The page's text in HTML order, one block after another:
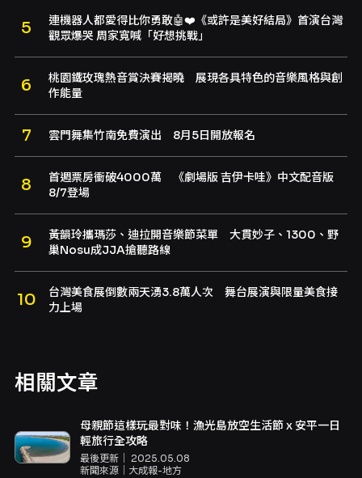
連機器人都愛得比你勇敢🤖❤️《或許是美好結局》首演台灣
觀眾爆哭 周家寬喊「好想挑戰」
桃園鐵玫瑰熱音賞決賽揭曉 展現各具特色的音樂風格與創
作能量
雲門舞集竹南免費演出 8月5日開放報名
首週票房衝破4000萬 《劇場版 吉伊卡哇》中文配音版
8/7登場
黃韻玲攜瑪莎、迪拉開音樂節菜單 大貫妙子、1300、野
巢Nosu成JJA搶聽路線
台灣美食展倒數兩天湧3.8萬人次 舞台展演與限量美食接
力上場
相關文章
母親節這樣玩最對味！漁光島放空生活節 x 安平一日
輕旅行全攻略
最後更新｜ 2025.05.08
新聞來源｜ 大成報-地方